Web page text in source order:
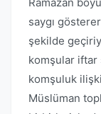
saygı
şekilde
komşular iftar
komşuluk
Müslüman